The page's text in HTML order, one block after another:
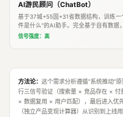
AI游民顾问（ChatBot）
基于37城+55国+31省数据结构，训练
件是什么"的AI助手。完全基于自有数据
信号强度：高
方法论： 这个需求分析遵循"系统推动"
行三信号验证（搜索量 × 竞品存在 × 付
× 数据复用 × 用户匹配），最后进入优
（独立产品变现计算器）从识别到上线